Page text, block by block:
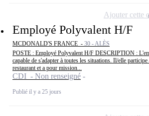
Employé Polyvalent H/F
MCDONALD'S FRANCE - 30 - ALÈS
POSTE : Employé Polyvalent H/F DESCRIPTION :
capable de s'adapter à toutes les situations. Il/elle
restaurant et a pour mission...
CDI - Non renseigné
Publié il y a 25 jours
Ajouter cette